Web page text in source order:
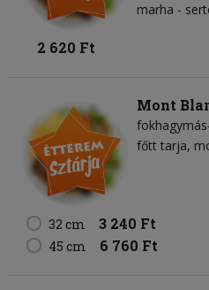
marha -
2 620 Ft
Mont
főtt tarja
32 cm 3 240 Ft
45 cm 6 760 Ft